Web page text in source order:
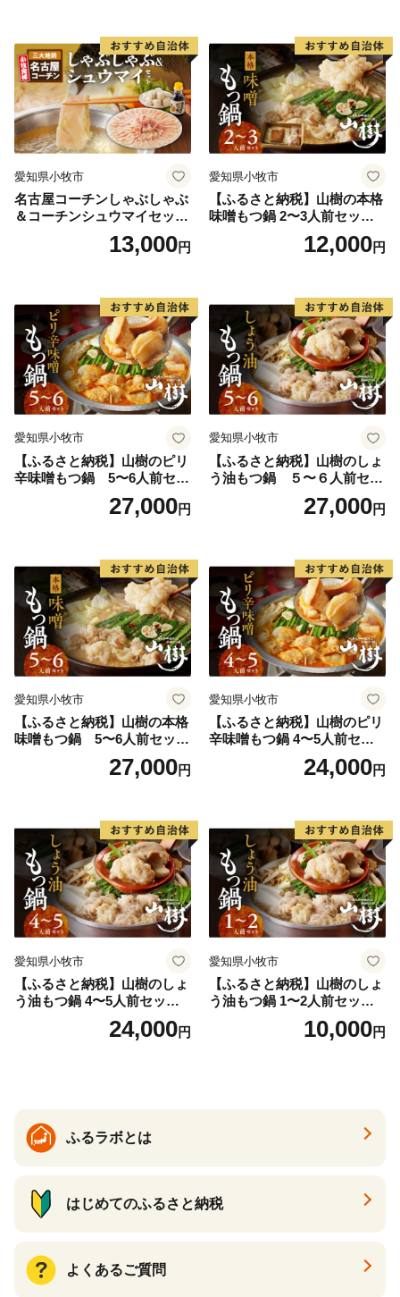
間
愛知県小牧市
名古屋コーチンしゃぶしゃぶ
＆コーチンシュウマイセッ
ト 焼売 鶏肉 鍋 鶏しゃぶ 日
13,000円
愛知県小牧市
【ふるさと納税】山樹の本格
味噌もつ鍋 2〜3人前セット
山樹 国産 牛もつ ホルモン モ
ツ オンライン飲み会 ホーム
間
12,000円
愛知県小牧市
【ふるさと納税】山樹のピリ
辛味噌もつ鍋 5〜6人前セッ
ト 山樹 国産 牛もつ ホルモン
モツ オンライン飲み会 ホー
時間
27,000円
愛知県小牧市
【ふるさと納税】山樹のしょ
う油もつ鍋 ５〜６人前セッ
ト 山樹 国産 牛もつ ホルモン
モツ オンライン飲み会 ホー
時間
27,000円
愛知県小牧市
【ふるさと納税】山樹の本格
味噌もつ鍋 5〜6人前セット
山樹 国産 牛もつ ホルモン モ
ツ オンライン飲み会 ホーム
間
27,000円
愛知県小牧市
【ふるさと納税】山樹のピリ
辛味噌もつ鍋 4〜5人前セッ
ト 山樹 国産 牛もつ ホルモン
モツ オンライン飲み会 ホー
時間
24,000円
愛知県小牧市
【ふるさと納税】山樹のしょ
う油もつ鍋 4〜5人前セット
山樹 国産 牛もつ ホルモン モ
ツ オンライン飲み会 ホーム
24,000円
愛知県小牧市
【ふるさと納税】山樹のしょ
う油もつ鍋 1〜2人前セット
山樹 国産 牛もつ ホルモン モ
ツ オンライン飲み会 ホーム
10,000円
ふるラボとは
はじめてのふるさと納税
よくあるご質問